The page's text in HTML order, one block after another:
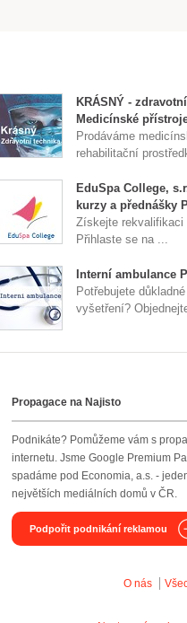
KRÁSNÝ -
Medicínské
Prodáváme
rehabilitační
EduSpa College,
kurzy a přednášky
Získejte
Přihlaste se na ...
Interní ambulance
Potřebujete
vyšetření?
Najisto
Propagace na Najisto
Podnikáte? Pomůžeme vám s
internetu. Jsme Google Premium
spadáme pod Economia, a.s. -
největších mediálních domů v ČR.
Podpořit podnikání reklamou
O nás